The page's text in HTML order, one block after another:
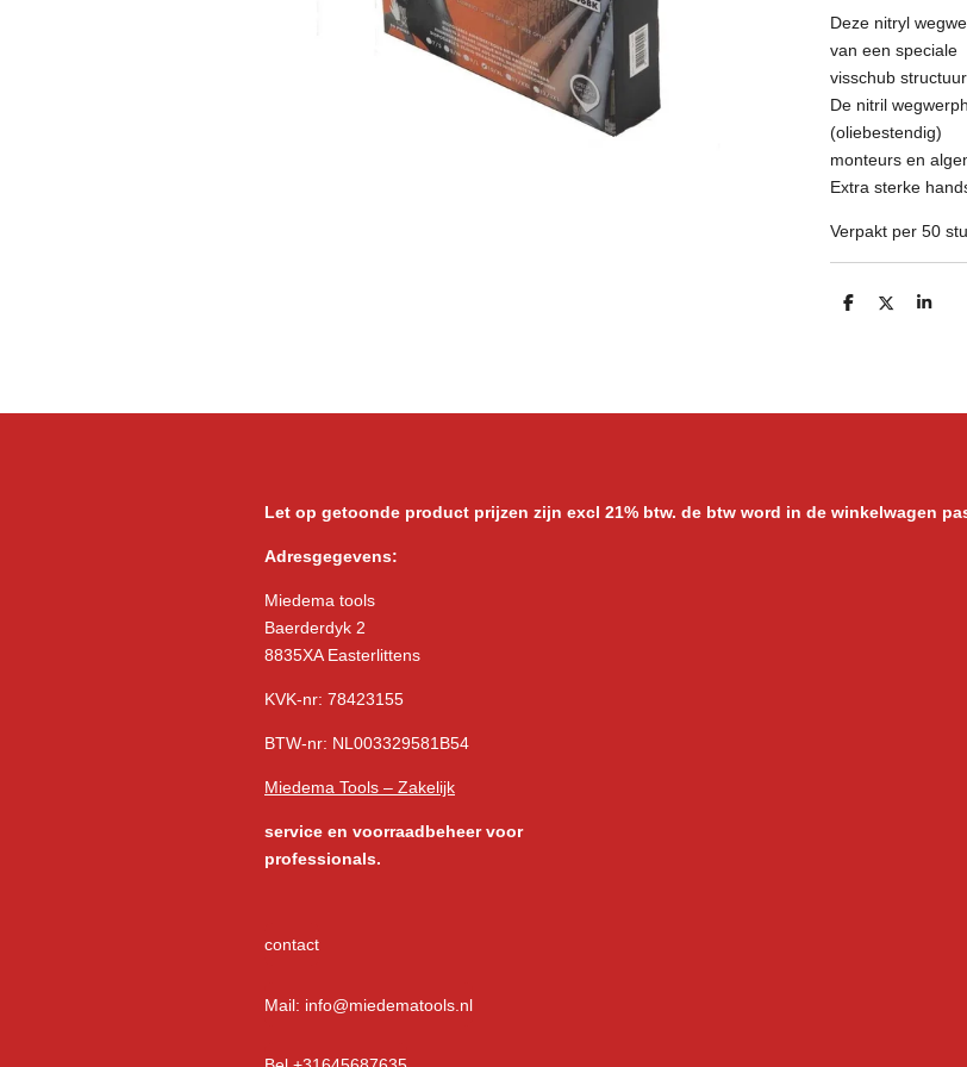
Deze nitryl
van een speciale
visschub
De nitril
(oliebestendig)
monteurs en
Extra sterke
Verpakt per 50
D
D
S
Let op getoonde product prijzen zijn excl 21% btw. de btw word in de winkelwagen
Adresgegevens:
Miedema tools
Baerderdyk 2
8835XA Easterlittens
KVK-nr: 78423155
BTW-nr: NL003329581B54
Miedema Tools – Zakelijk
service en voorraadbeheer voor
professionals.
contact
Mail: info@miedematools.nl